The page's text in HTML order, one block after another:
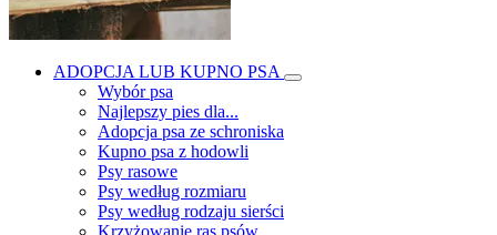
ADOPCJA LUB KUPNO PSA
Wybór psa
Najlepszy pies dla...
Adopcja psa ze schroniska
Kupno psa z hodowli
Psy rasowe
Psy według rozmiaru
Psy według rodzaju sierści
Krzyżowanie ras psów